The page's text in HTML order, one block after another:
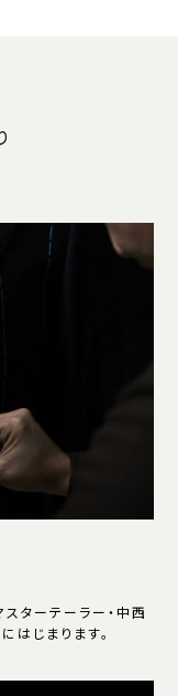
ターテーラー・中西
じまります。